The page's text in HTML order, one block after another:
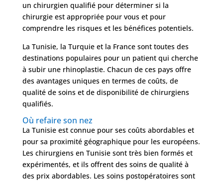
Nos
Tarifs
Nos
chirurgies
Obésité
un chirurgien qualifié pour déterminer si la
chirurgie est appropriée pour vous et pour
comprendre les risques et les bénéfices potentiels.
La Tunisie, la Turquie et la France sont toutes des
destinations populaires pour un patient qui cherche
à subir une rhinoplastie. Chacun de ces pays offre
des avantages uniques en termes de coûts, de
qualité de soins et de disponibilité de chirurgiens
qualifiés.
Où refaire son nez
La Tunisie est connue pour ses coûts abordables et
pour sa proximité géographique pour les européens.
Les chirurgiens en Tunisie sont très bien formés et
expérimentés, et ils offrent des soins de qualité à
des prix abordables. Les soins postopératoires sont